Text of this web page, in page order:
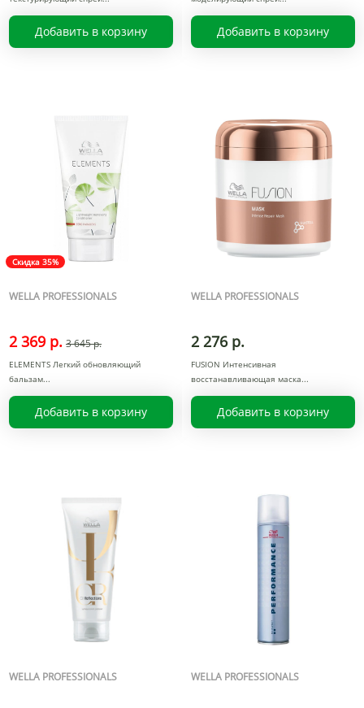
Добавить в корзину Добавить в корзину
Скидка 35%
WELLA PROFESSIONALS
2 369 р. 3 645 р.
ELEMENTS Легкий обновляющий
бальзам
Добавить в корзину
WELLA PROFESSIONALS
2 276 р.
FUSION Интенсивная
восстанавливающая маска
Добавить в корзину
WELLA PROFESSIONALS WELLA PROFESSIONALS